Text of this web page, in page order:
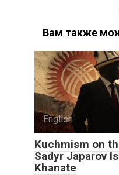
Вам также
English
Kuchmism on
Sadyr Japarov
Khanate